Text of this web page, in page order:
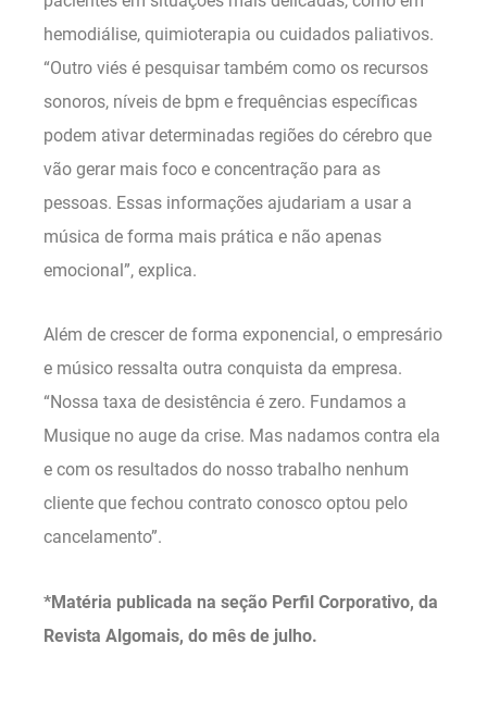
hemodiálise, quimioterapia ou cuidados paliativos.
“Outro viés é pesquisar também como os recursos
sonoros, níveis de bpm e frequências específicas
podem ativar determinadas regiões do cérebro que
vão gerar mais foco e concentração para as
pessoas. Essas informações ajudariam a usar a
música de forma mais prática e não apenas
emocional”, explica.
Além de crescer de forma exponencial, o empresário
e músico ressalta outra conquista da empresa.
“Nossa taxa de desistência é zero. Fundamos a
Musique no auge da crise. Mas nadamos contra ela
e com os resultados do nosso trabalho nenhum
cliente que fechou contrato conosco optou pelo
cancelamento”.
*Matéria publicada na seção Perfil Corporativo, da
Revista Algomais, do mês de julho.